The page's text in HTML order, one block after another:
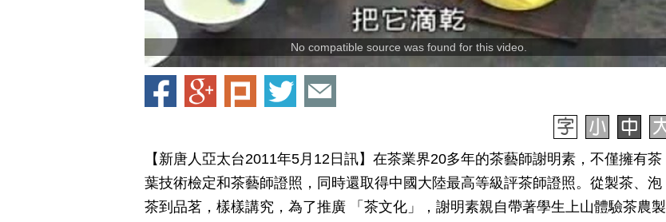
No compatible source was found for this video.
【新唐人亞太台2011年5月12日訊】在茶業界20多年的茶藝師謝明素，不僅擁有茶
葉技術檢定和茶藝師證照，同時還取得中國大陸最高等級評茶師證照。從製茶、泡
茶到品茗，樣樣講究，為了推廣 「茶文化」，謝明素親自帶著學生上山體驗茶農製